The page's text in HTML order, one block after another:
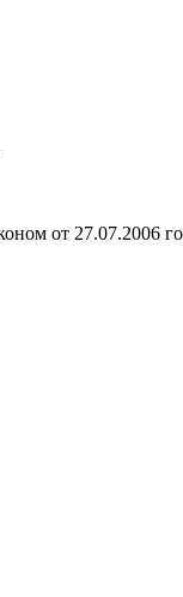
от 27.07.2006